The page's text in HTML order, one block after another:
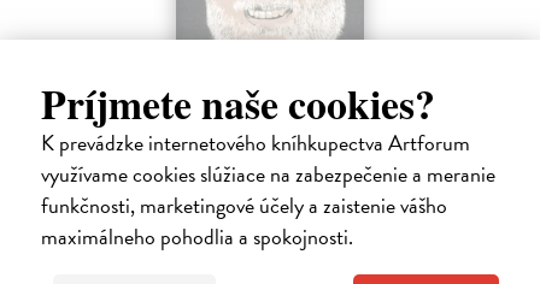
Príjmete naše cookies?
K prevádzke internetového kníhkupectva Artforum
využívame cookies slúžiace na zabezpečenie a meranie
funkčnosti, marketingové účely a zaistenie vášho
maximálneho pohodlia a spokojnosti.
Romboid 1/2026
kolektív autorov| Časopis
Periodikum je určené predovšetkým literátom, prekladateľom,
kritikom a záujemcom o súčasnú slovenskú literatúru a umenie.
Vychádza v modernej edícii šesťkrát ročne, pričom v každom čísle